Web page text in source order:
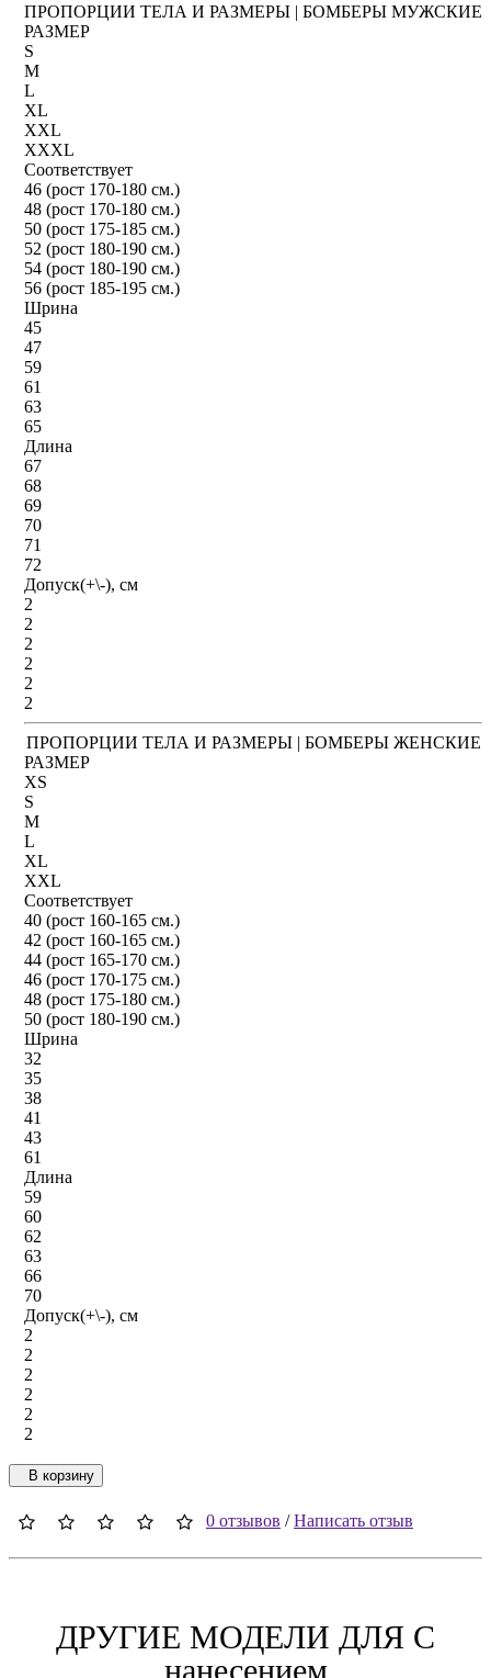
ПРОПОРЦИИ ТЕЛА И РАЗМЕРЫ | БОМБЕРЫ МУЖСКИЕ
РАЗМЕР
S
M
L
XL
XXL
XXXL
Соответствует
46 (рост 170-180 см.)
48 (рост 170-180 см.)
50 (рост 175-185 см.)
52 (рост 180-190 см.)
54 (рост 180-190 см.)
56 (рост 185-195 см.)
Шрина
45
47
59
61
63
65
Длина
67
68
69
70
71
72
Допуск(+\-), см
2
2
2
2
2
2
ПРОПОРЦИИ ТЕЛА И РАЗМЕРЫ | БОМБЕРЫ ЖЕНСКИЕ
РАЗМЕР
XS
S
M
L
XL
XXL
Соответствует
40 (рост 160-165 см.)
42 (рост 160-165 см.)
44 (рост 165-170 см.)
46 (рост 170-175 см.)
48 (рост 175-180 см.)
50 (рост 180-190 см.)
Шрина
32
35
38
41
43
61
Длина
59
60
62
63
66
70
Допуск(+\-), см
2
2
2
2
2
2
В корзину
0 отзывов /Написать отзыв
ДРУГИЕ МОДЕЛИ ДЛЯ C
нанесением